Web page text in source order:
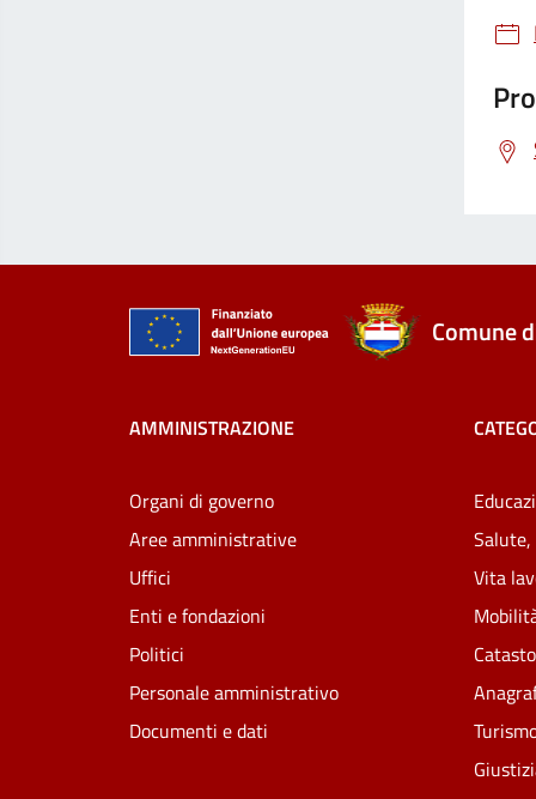
Comune
AMMINISTRAZIONE
Organi di governo
Aree amministrative
Uffici
Enti e fondazioni
Politici
Personale amministrativo
Documenti e dati
Salute,
Vita